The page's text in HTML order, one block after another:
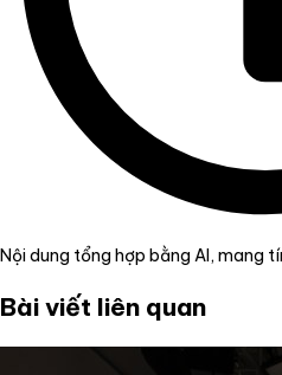
Nội dung tổng hợp bằng AI, mang
Bài viết liên quan